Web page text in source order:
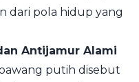
dari pola hidup yang
Antijamur Alami
putih disebut